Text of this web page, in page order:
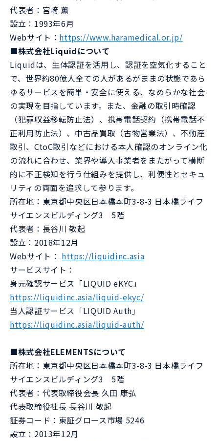
代表者：宮﨑 薫
設立：1993年6月
Webサイト： https://www.haramedical.or.jp/
■株式会社Liquidについて
Liquidは、生体認証を活用し、認証を空気化すること
で、世界約80億人全ての人があるがままの状態であら
ゆるサービスを簡単・安全に使える、なめらかな社会
の実現を目指しています。また、金融の取引時確認
（犯罪収益移転防止法）、携帯電話契約（携帯電話不
正利用防止法）、中古品買取（古物営業法）、不動産
取引、CtoC取引などにおける本人確認のオンライン化
の流れに合わせ、業界や導入事業者をまたがって横断
的に不正検知を行う仕組みを提供し、利便性とセキュ
リティの両面を追求して参ります。
所在地：東京都中央区日本橋本町3-8-3 日本橋ライフ
サイエンスビルディング3 5階
代表者：長谷川 敬起
設立：2018年12月
Webサイト： https://liquidinc.asia
サービスサイト：
身元確認サービス「LIQUID eKYC」
https://liquidinc.asia/liquid-ekyc/
当人認証サービス「LIQUID Auth」
https://liquidinc.asia/liquid-auth/
■株式会社ELEMENTSについて
所在地：東京都中央区日本橋本町3-8-3 日本橋ライフ
サイエンスビルディング3 5階
代表者：代表取締役会長 久田 康弘
代表取締役社長 長谷川 敬起
証券コード：東証グロース市場 5246
設立：2013年12月